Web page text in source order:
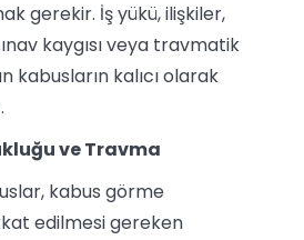
gerekir. İş yükü, ilişkiler,
kaygısı veya travmatik
kabusların kalıcı olarak
ve Travma
kabus görme
edilmesi gereken